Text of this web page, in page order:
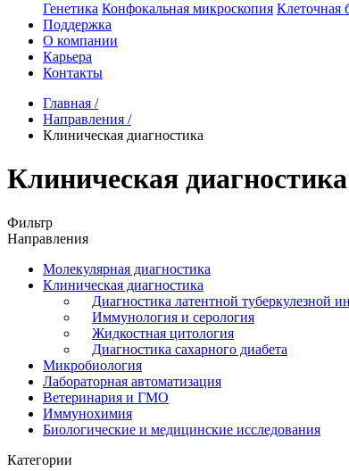
Генетика Конфокальная микроскопия Клеточная
Поддержка
О компании
Карьера
Контакты
Главная /
Направления /
Клиническая диагностика
Клиническая диагностика
Фильтр
Направления
Молекулярная диагностика
Клиническая диагностика
Диагностика латентной туберкулезной
Иммунология и серология
Жидкостная цитология
Диагностика сахарного диабета
Микробиология
Лабораторная автоматизация
Ветеринария и ГМО
Иммунохимия
Биологические и медицинские исследования
Категории